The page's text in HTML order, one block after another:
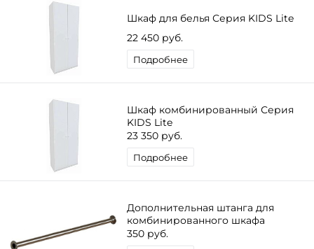
Шкаф для белья Серия KIDS Lite
22 450 руб.
Подробнее
Шкаф комбинированный Серия
KIDS Lite
23 350 руб.
Подробнее
Дополнительная штанга для
комбинированного шкафа
350 руб.